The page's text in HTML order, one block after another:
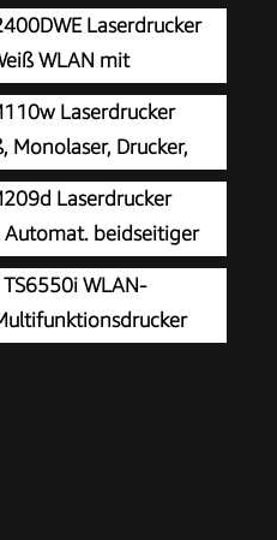
Laserdrucker
WLAN mit
Duplexdruck LC-
Laserdrucker
Monolaser, Drucker,
Smart App, Bis zu 20
Auto-Off-Technologie
Laserdrucker
Automat. beidseitiger
Bedienfeld,
Auto-On/Auto-Off,
WLAN-